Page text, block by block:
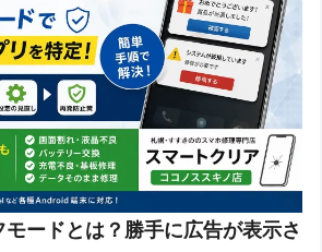
ードとは？勝手に広告が表示さ